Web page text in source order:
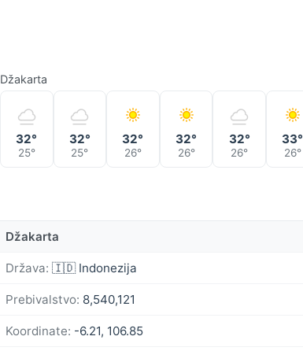
Džakarta
32°
25°
32°
25°
32°
26°
32°
26°
32°
26°
33°
26°
Džakarta
Država: 🇮🇩 Indonezija
Prebivalstvo: 8,540,121
Koordinate: -6.21, 106.85